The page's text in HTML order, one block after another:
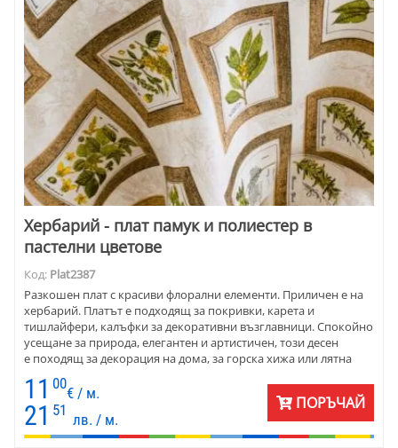
Хербарий - плат памук и полиестер в
пастелни цветове
Код: Plat2387
Разкошен плат с красиви флорални елементи. Приличен е на
хербарий. Платът е подходящ за покривки, карета и
тишлайфери, калъфки за декоративни възглавници. Спокойно
усещане за природа, елегантен и артистичен, този десен
е походящ за декорация на дома, за горска хижа или лятна
вила. Цветовете са пастелни - от бежово до зелено, в различни
нюанси. Десенът е подобен на артистично разхвърляни
картини от хербаризирани растения. Съчетава фигури, които
напомнят за приятните часове на отмора с чаша кафе в ръка.
Създава великолепно усещане за лекота и чистота. Платът е
11 00
€ / м.
21 51
лв. / м.
ПОРЪЧАЙ